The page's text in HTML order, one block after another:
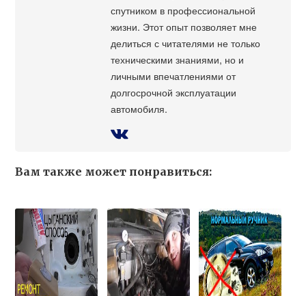
спутником в профессиональной
жизни. Этот опыт позволяет мне
делиться с читателями не только
техническими знаниями, но и
личными впечатлениями от
долгосрочной эксплуатации
автомобиля.
Вам также может понравиться: